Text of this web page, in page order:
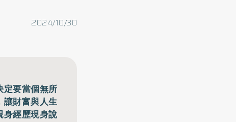
2024/10/30
定要當個無所
讓財富與人生
身經歷現身說